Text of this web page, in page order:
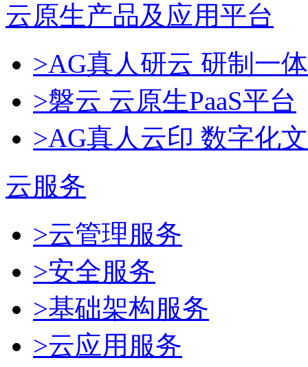
云原生产品及应用平台
>AG真人研云 研制一
>磐云 云原生PaaS平台
>AG真人云印 数字化
云服务
>云管理服务
>安全服务
>基础架构服务
>云应用服务